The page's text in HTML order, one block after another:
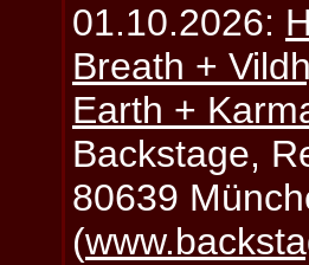
01.10.2026:
Breath +
Earth +
Backstage,
80639
(